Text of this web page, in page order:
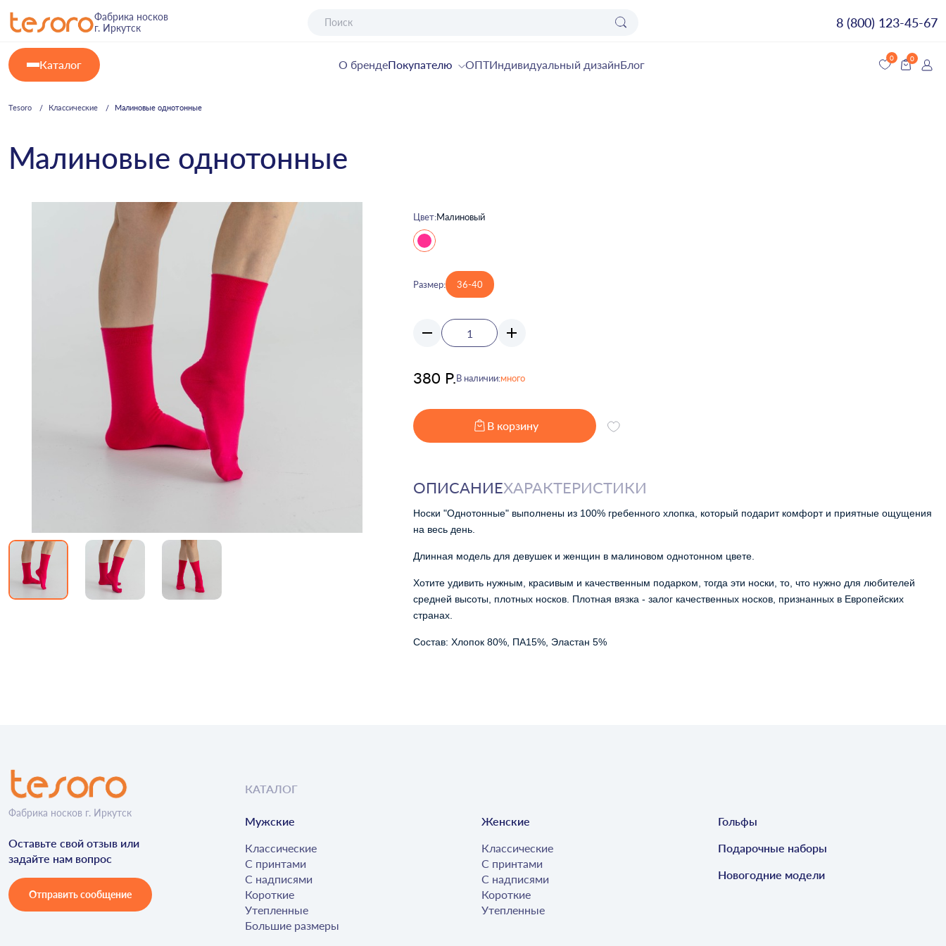
Фабрика носков
г. Иркутск
8 (800) 123-45-67
Каталог О брендеПокупателю ОПТИндивидуальный дизайнБлог
Tesoro Классические Малиновые однотонные
Малиновые однотонные
Цвет:Малиновый
Размер: 36-40
380 Р.В наличии:много
В корзину
ОПИСАНИЕХАРАКТЕРИСТИКИ
Носки "Однотонные" выполнены из 100% гребенного хлопка, который подарит комфорт и приятные ощущения
на весь день.
Длинная модель для девушек и женщин в малиновом однотонном цвете.
Хотите удивить нужным, красивым и качественным подарком, тогда эти носки, то, что нужно для любителей
средней высоты, плотных носков. Плотная вязка - залог качественных носков, признанных в Европейских
странах.
Состав: Хлопок 80%, ПА15%, Эластан 5%
Фабрика носков г. Иркутск
Оставьте свой отзыв или
задайте нам вопрос
Отправить сообщение
КАТАЛОГ
Мужские
Классические
С принтами
С надписями
Короткие
Утепленные
Большие размеры
Женские
Классические
С принтами
С надписями
Короткие
Утепленные
Гольфы
Подарочные наборы
Новогодние модели